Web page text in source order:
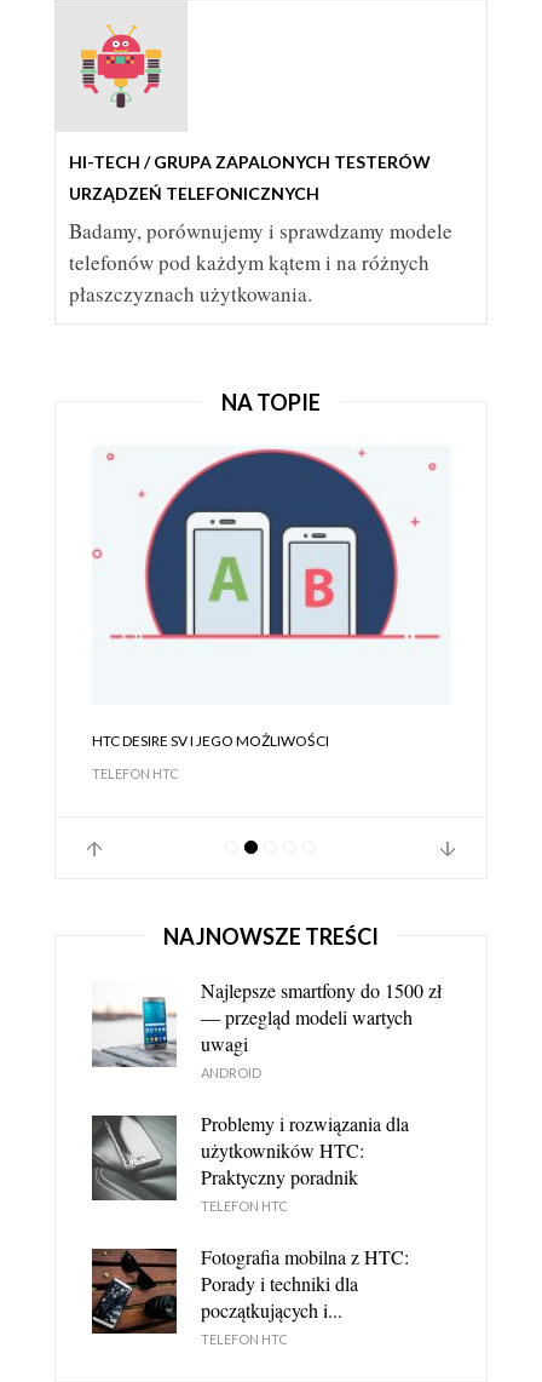
HI-TECH / GRUPA ZAPALONYCH TESTERÓW
URZĄDZEŃ TELEFONICZNYCH
Badamy, porównujemy i sprawdzamy modele
telefonów pod każdym kątem i na różnych
płaszczyznach użytkowania.
NA TOPIE
HTC DESIRE SV I JEGO MOŻLIWOŚCI
TELEFON HTC
HTC SYNC - NAJWAŻNIEJSZE INFORMACJE
TELEFON HTC
NAJNOWSZE TREŚCI
Najlepsze smartfony do 1500 zł
— przegląd modeli wartych
uwagi
ANDROID
Problemy i rozwiązania dla
użytkowników HTC:
Praktyczny poradnik
TELEFON HTC
Fotografia mobilna z HTC:
Porady i techniki dla
początkujących i...
TELEFON HTC